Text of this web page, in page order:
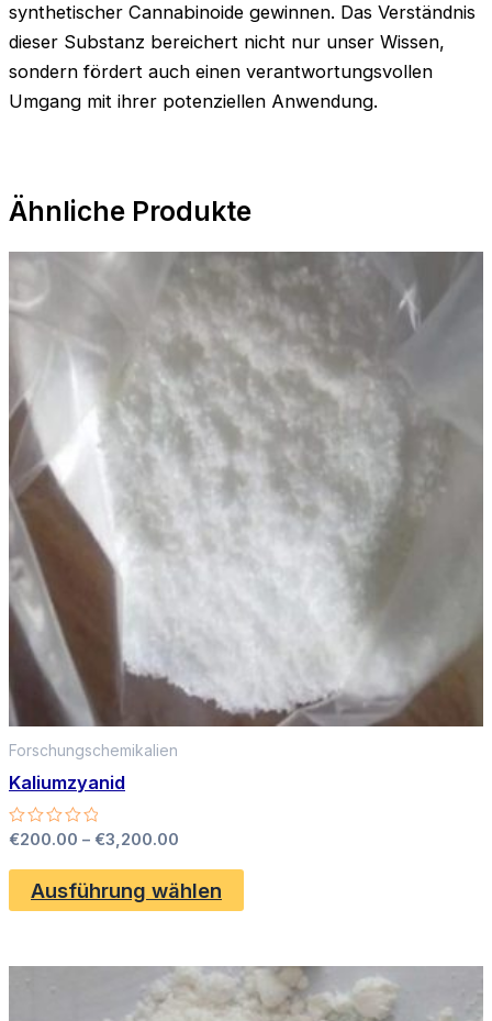
synthetischer Cannabinoide gewinnen. Das Verständnis
dieser Substanz bereichert nicht nur unser Wissen,
sondern fördert auch einen verantwortungsvollen
Umgang mit ihrer potenziellen Anwendung.
Ähnliche Produkte
Forschungschemikalien
Kaliumzyanid
Bewertet
0
von
€200.00 – €3,200.00
bis
€3,200.00
Ausführung wählen
Dieses
mehrere
Varianten